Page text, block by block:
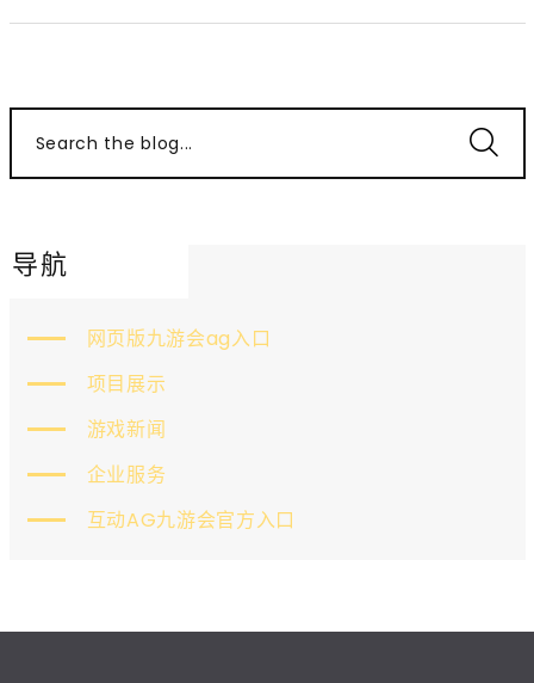
Search the blog...
导航
网页版九游会ag入口
项目展示
游戏新闻
企业服务
互动AG九游会官方入口